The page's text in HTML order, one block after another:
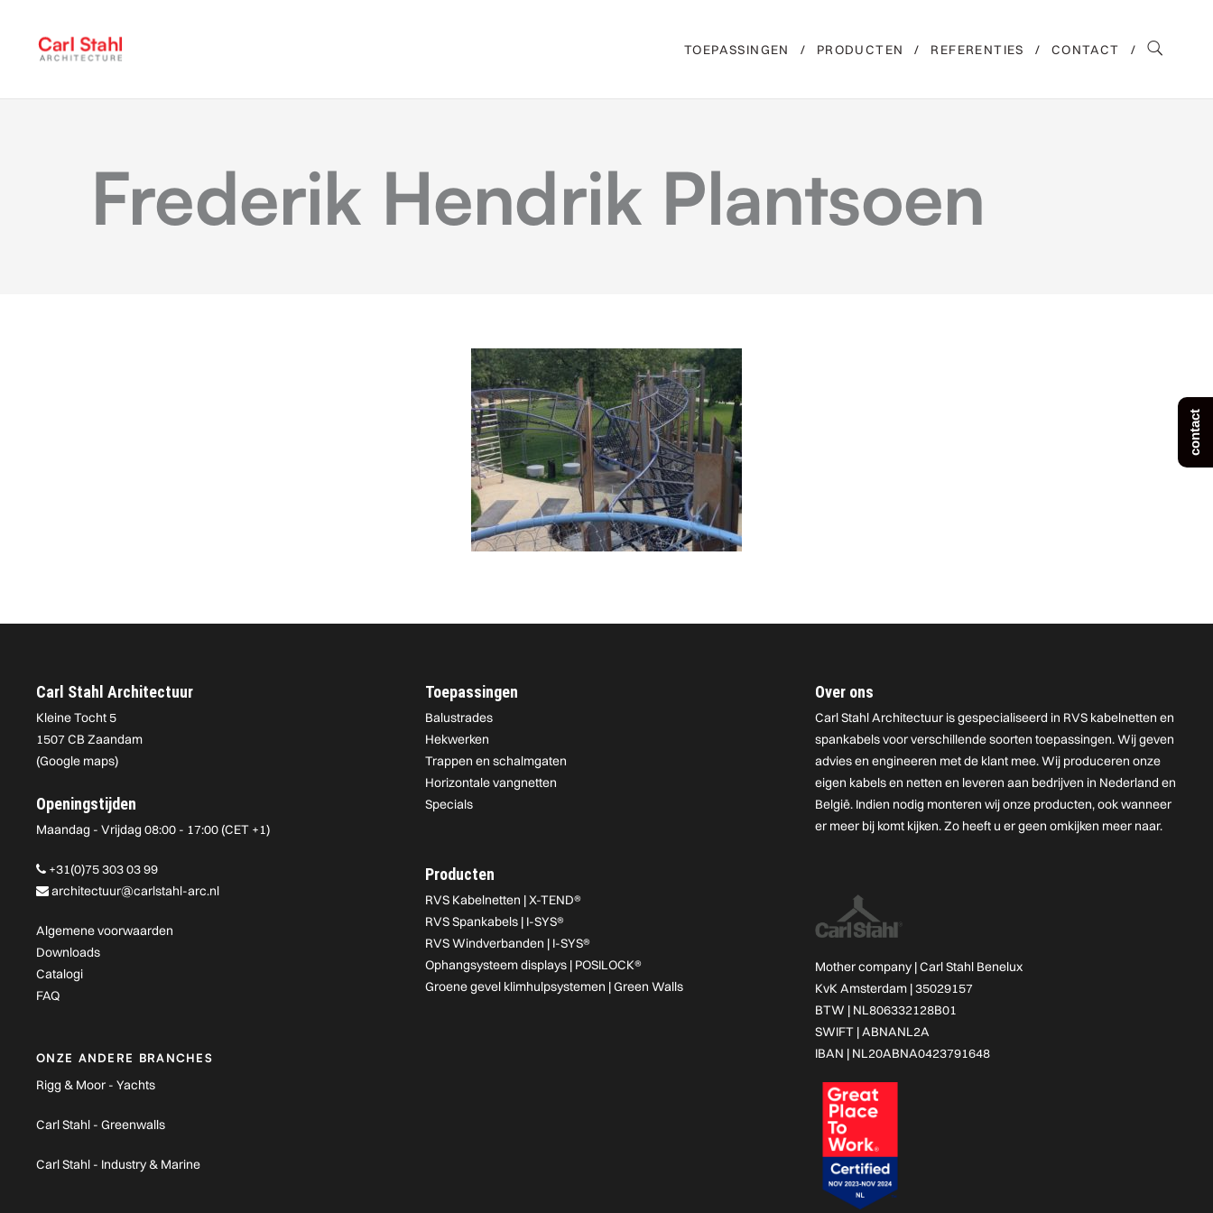
TOEPASSINGEN PRODUCTEN REFERENTIES CONTACT
Frederik Hendrik Plantsoen
Carl Stahl Architectuur
Kleine Tocht 5
1507 CB Zaandam
(Google maps)
Openingstijden
Maandag - Vrijdag 08:00 - 17:00 (CET +1)
+31(0)75 303 03 99
architectuur@carlstahl-arc.nl
Algemene voorwaarden
Downloads
Catalogi
FAQ
ONZE ANDERE BRANCHES
Rigg & Moor - Yachts
Carl Stahl - Greenwalls
Carl Stahl - Industry & Marine
Toepassingen
Balustrades
Hekwerken
Trappen en schalmgaten
Horizontale vangnetten
Specials
Producten
RVS Kabelnetten | X-TEND®
RVS Spankabels | I-SYS®
RVS Windverbanden | I-SYS®
Ophangsysteem displays | POSILOCK®
Groene gevel klimhulpsystemen | Green Walls
Over ons
Carl Stahl Architectuur is gespecialiseerd in RVS kabelnetten en
spankabels voor verschillende soorten toepassingen. Wij geven
advies en engineeren met de klant mee. Wij produceren onze
eigen kabels en netten en leveren aan bedrijven in Nederland en
België. Indien nodig monteren wij onze producten, ook wanneer
er meer bij komt kijken. Zo heeft u er geen omkijken meer naar.
Mother company |Carl Stahl Benelux
KvK Amsterdam | 35029157
BTW | NL806332128B01
SWIFT | ABNANL2A
IBAN | NL20ABNA0423791648
contact